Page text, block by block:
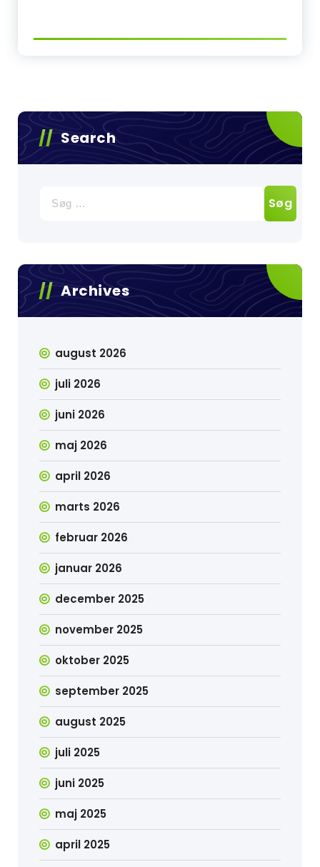
Search
efter:
Archives
august 2026
juli 2026
juni 2026
maj 2026
april 2026
marts 2026
februar 2026
januar 2026
december 2025
november 2025
oktober 2025
september 2025
august 2025
juli 2025
juni 2025
maj 2025
april 2025